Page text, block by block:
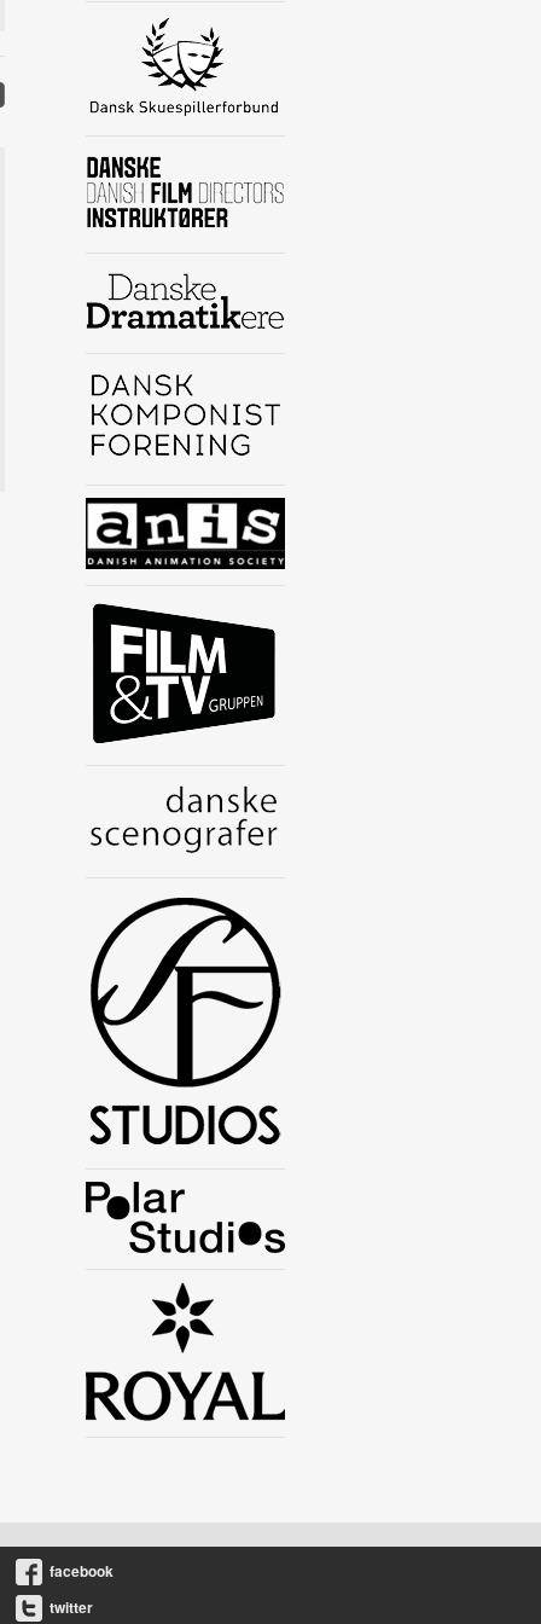
facebook
twitter